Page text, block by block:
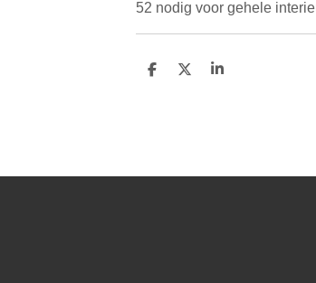
52 nodig voor gehele
D
D
S